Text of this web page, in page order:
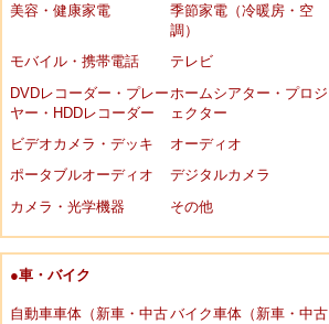
美容・健康家電
季節家電（冷暖房・空
調）
モバイル・携帯電話
テレビ
DVDレコーダー・プレー
ヤー・HDDレコーダー
ホームシアター・プロジ
ェクター
ビデオカメラ・デッキ
オーディオ
ポータブルオーディオ
デジタルカメラ
カメラ・光学機器
その他
●車・バイク
自動車車体（新車・中古バイク車体（新車・中古